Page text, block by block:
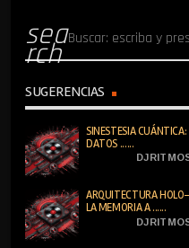
sea
rch
SUGERENCIAS
SINESTESIA
DATOS ......
ARQUITECTURA
LA MEMORIA A ......